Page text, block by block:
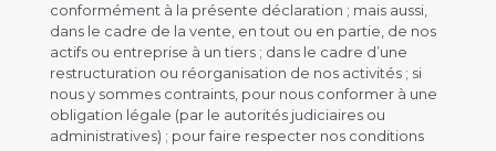
conformément à la présente déclaration ; mais aussi,
dans le cadre de la vente, en tout ou en partie, de nos
actifs ou entreprise à un tiers ; dans le cadre d’une
restructuration ou réorganisation de nos activités ; si
nous y sommes contraints, pour nous conformer à une
obligation légale (par le autorités judiciaires ou
administratives) ; pour faire respecter nos conditions